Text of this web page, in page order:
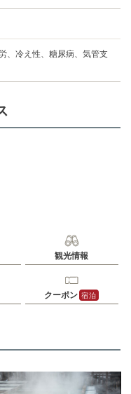
、冷え性、糖尿病、気管支
観光情報
クーポン 宿泊